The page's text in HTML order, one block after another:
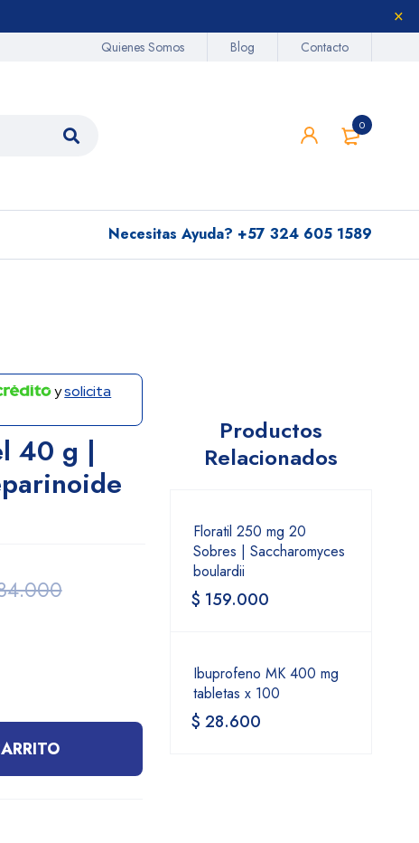
Quienes Somos Blog Contacto
0
Necesitas Ayuda? +57 324 605 1589
ysolicita
40 g |
Productos
Relacionados
Floratil 250 mg 20
Sobres | Saccharomyces
boulardii
$ 159.000
Ibuprofeno MK 400 mg
tabletas x 100
$ 28.600